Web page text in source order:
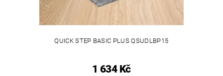
QUICK STEP BASIC PLUS QSUDLBP15
1 634 Kč